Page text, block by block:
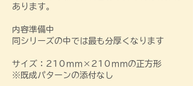
あります。
内容準備中
同シリーズの中では最も分厚くなります
サイズ：210ｍｍ×210ｍｍの正方形
​※既成パターンの添付なし​​​​​